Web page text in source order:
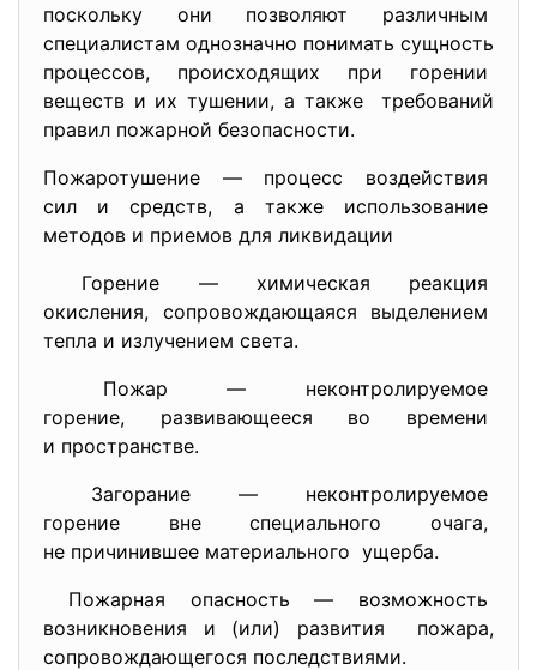
поскольку они позволяют различным
специалистам однозначно понимать сущность
процессов, происходящих при горении
веществ и их тушении, а также требований
правил пожарной безопасности.
Пожаротушение — процесс воздействия
сил и средств, а также использование
методов и приемов для ликвидации
Горение — химическая реакция
окисления, сопровождающаяся выделением
тепла и излучением света.
Пожар — неконтролируемое
горение, развивающееся во времени
и пространстве.
Загорание — неконтролируемое
горение вне специального очага,
не причинившее материального ущерба.
Пожарная опасность — возможность
возникновения и (или) развития пожара,
сопровождающегося последствиями.